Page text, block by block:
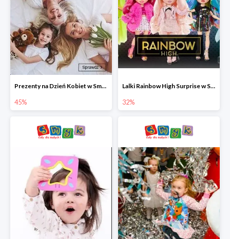
Prezenty na Dzień Kobiet w Smyku do -45%
45%
Lalki Rainbow High Surprise w Smyku do -35%
32%